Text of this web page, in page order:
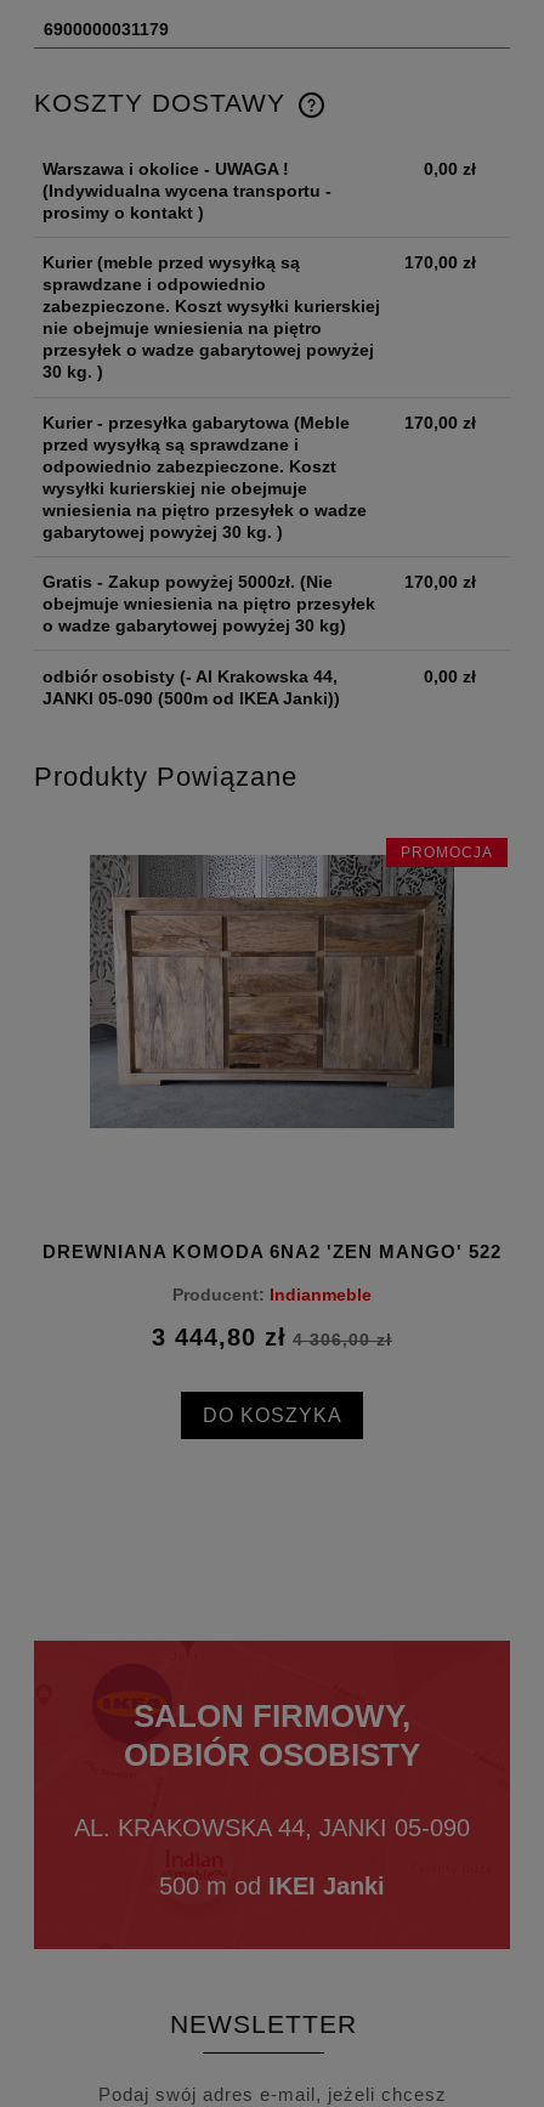
6900000031179
KOSZTY DOSTAWY
Warszawa i okolice - UWAGA !
(Indywidualna wycena transportu -
prosimy o kontakt )
0,00 zł
Kurier(meble przed wysyłką są
sprawdzane i odpowiednio
zabezpieczone. Koszt wysyłki kurierskiej
nie obejmuje wniesienia na piętro
przesyłek o wadze gabarytowej powyżej
30 kg. )
170,00 zł
Kurier - przesyłka gabarytowa (Meble
przed wysyłką są sprawdzane i
odpowiednio zabezpieczone. Koszt
wysyłki kurierskiej nie obejmuje
wniesienia na piętro przesyłek o wadze
gabarytowej powyżej 30 kg. )
170,00 zł
Gratis - Zakup powyżej 5000zł. (Nie
obejmuje wniesienia na piętro przesyłek
o wadze gabarytowej powyżej 30 kg)
170,00 zł
odbiór osobisty (- Al Krakowska 44,
JANKI 05-090 (500m od IKEA Janki))
0,00 zł
Produkty Powiązane
DREWNIANA KOMODA 6NA2 'ZEN MANGO' 522
Producent: Indianmeble
3 444,80 zł 4 306,00 zł
DO KOSZYKA
PROMOCJA
SALON FIRMOWY,
ODBIÓR OSOBISTY
AL. KRAKOWSKA 44, JANKI 05-090
500 m od IKEI Janki
NEWSLETTER
Podaj swój adres e-mail, jeżeli chcesz